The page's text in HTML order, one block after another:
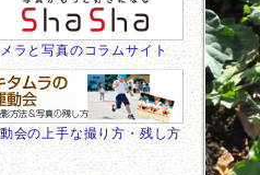
ラと写真のコラムサイト
会の上手な撮り方・残し方